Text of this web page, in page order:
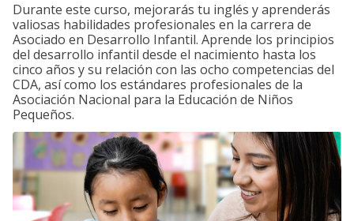
Durante este curso, mejorarás tu inglés y aprenderás
valiosas habilidades profesionales en la carrera de
Asociado en Desarrollo Infantil. Aprende los principios
del desarrollo infantil desde el nacimiento hasta los
cinco años y su relación con las ocho competencias del
CDA, así como los estándares profesionales de la
Asociación Nacional para la Educación de Niños
Pequeños.